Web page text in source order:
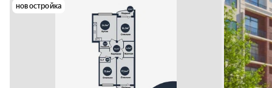
новостройка